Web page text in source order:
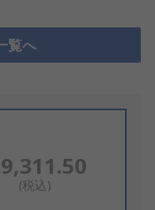
覧へ
9,311.50
(税込)